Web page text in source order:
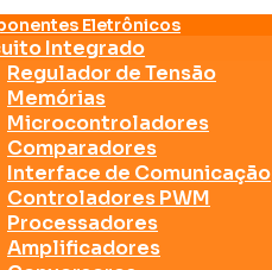
Eletrônicos
Integrado
Regulador de Tensão
Memórias
Microcontroladores
Comparadores
Interface de Comunicação
Controladores PWM
Processadores
Amplificadores